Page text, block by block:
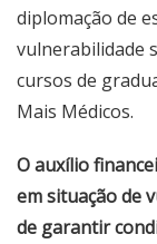
diplomação de
vulnerabilidade
cursos de
Mais Médicos.
O auxílio
em situação de
de garantir